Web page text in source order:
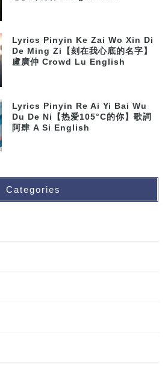
Lyrics Pinyin Ke Zai Wo Xin Di
De Ming Zi【刻在我心底的名字】
盧廣仲 Crowd Lu English
Lyrics Pinyin Re Ai Yi Bai Wu
Du De Ni【热爱105°C的你】歌詞
阿肆 A Si English
Categories